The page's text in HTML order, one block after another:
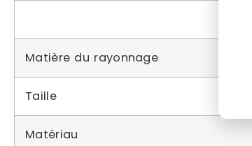
Matière du rayonnage
Taille
Matériau